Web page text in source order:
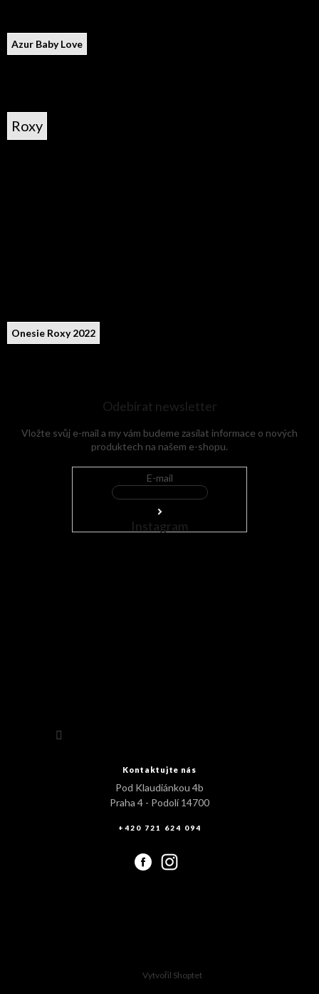
Azur Baby Love
Roxy
Onesie Roxy 2022
Odebírat newsletter
Vložte svůj e-mail a my vám budeme zasílat informace o nových
produktech na našem e-shopu.
E-mail
Instagram
Kontaktujte nás
Pod Klaudiánkou 4b
Praha 4 - Podolí 14700
+420 721 624 094
Vytvořil Shoptet